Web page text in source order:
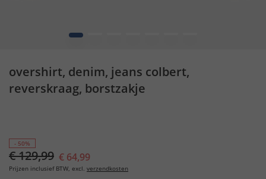
1
overshirt, denim, jeans colbert,
reverskraag, borstzakje
- 50%
€ 129,99 € 64,99
Prijzen inclusief BTW, excl. verzendkosten